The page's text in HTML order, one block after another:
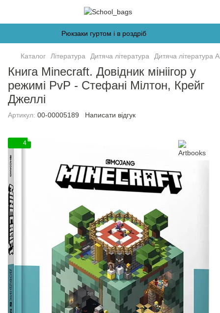
Рюкзаки гуртом і в роздріб
Каталог Література Дитяча література Дитяча література
Книга Minecraft. Довідник мініігор у
режимі PvP - Стефані Мілтон, Крейг
Джеллі
Артикул: 00-00005189 Написати відгук
4